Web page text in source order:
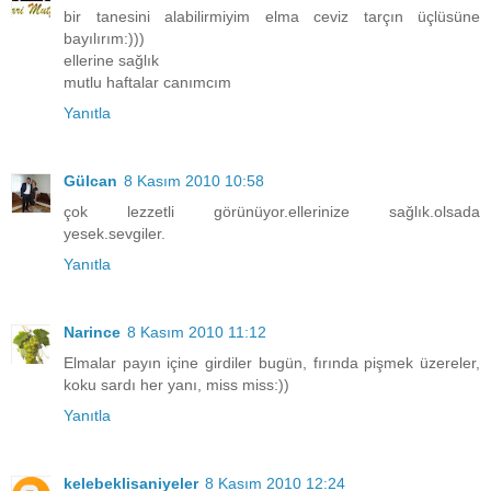
bir tanesini alabilirmiyim elma ceviz tarçın üçlüsüne
bayılırım:)))
ellerine sağlık
mutlu haftalar canımcım
Yanıtla
Gülcan 8 Kasım 2010 10:58
çok lezzetli görünüyor.ellerinize sağlık.olsada
yesek.sevgiler.
Yanıtla
Narince 8 Kasım 2010 11:12
Elmalar payın içine girdiler bugün, fırında pişmek üzereler,
koku sardı her yanı, miss miss:))
Yanıtla
kelebeklisaniyeler 8 Kasım 2010 12:24